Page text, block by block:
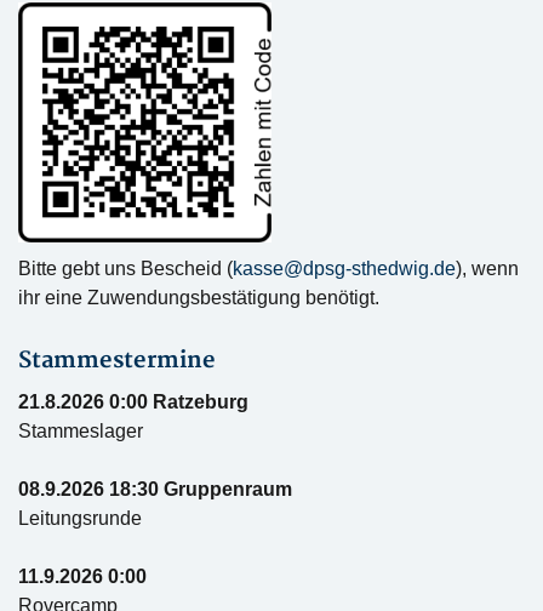
Bitte gebt uns Bescheid (kasse@dpsg-sthedwig.de), wenn
ihr eine Zuwendungsbestätigung benötigt.
Stammestermine
21.8.2026 0:00 Ratzeburg
Stammeslager
08.9.2026 18:30 Gruppenraum
Leitungsrunde
11.9.2026 0:00
Rovercamp